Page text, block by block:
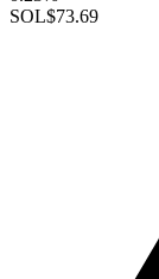
SOL$73.69